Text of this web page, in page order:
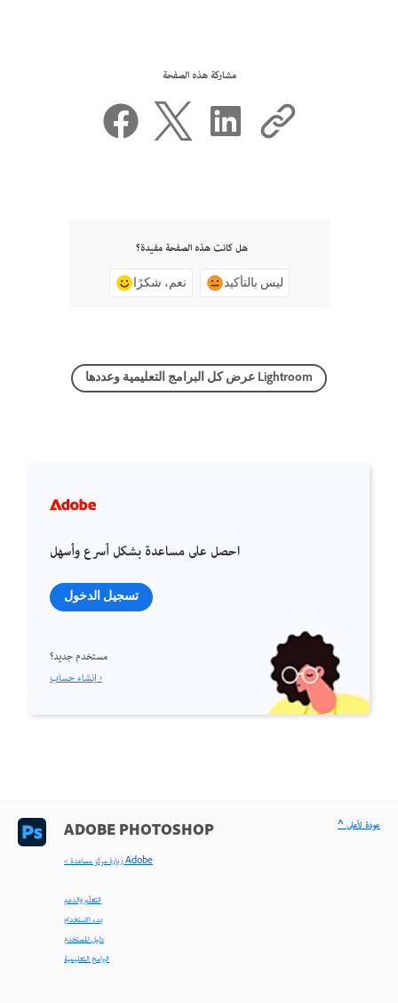
مشاركة هذه الصفحة
هل كانت هذه الصفحة مفيدة؟
نعم، شكرًا ليس بالتأكيد
عرض كل البرامج التعليمية وعددها Lightroom
احصل على مساعدة بشكل أسرع وأسهل
تسجيل الدخول
مستخدم جديد؟
إنشاء حساب ›
ADOBE PHOTOSHOP
< زيارة مركز مساعدة Adobe
التعلّم والدعم
بدء الاستخدام
دليل المستخدم
البرامج التعليمية
^ عودة لأعلى